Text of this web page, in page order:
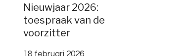
Nieuwjaar 2026:
toespraak van de
voorzitter
18 februari 2026